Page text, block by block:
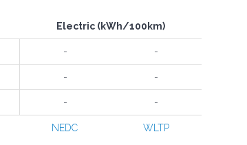
Electric (kWh/100km)
- -
- -
- -
NEDC WLTP